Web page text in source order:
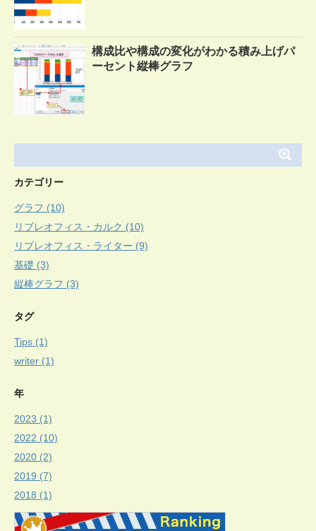
構成比や構成の変化がわかる積み上げパ
ーセント縦棒グラフ
カテゴリー
グラフ (10)
リブレオフィス・カルク (10)
リブレオフィス・ライター (9)
基礎 (3)
縦棒グラフ (3)
タグ
Tips (1)
writer (1)
年
2023 (1)
2022 (10)
2020 (2)
2019 (7)
2018 (1)